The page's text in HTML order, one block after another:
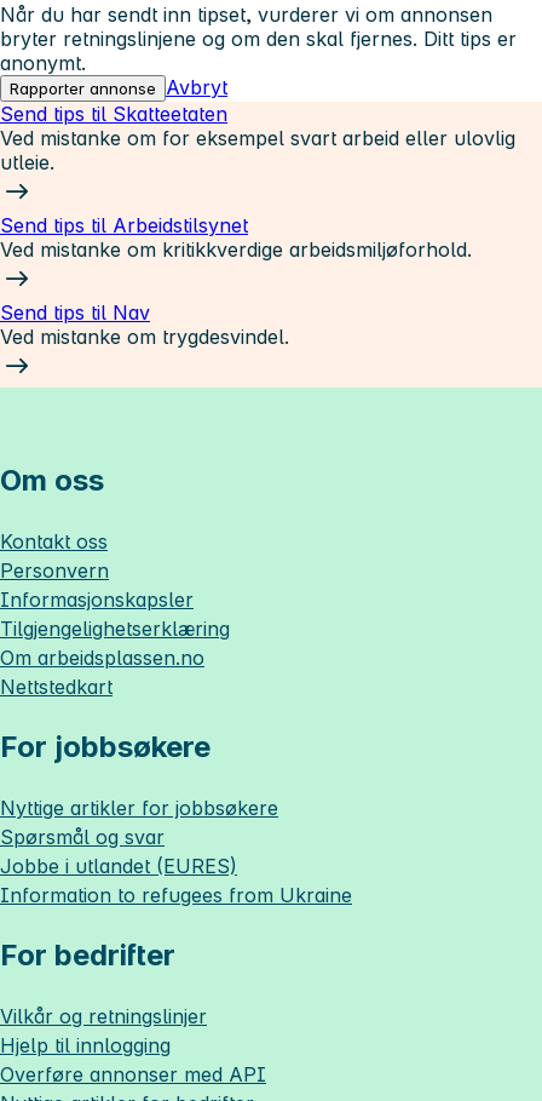
Når du har sendt inn tipset, vurderer vi om annonsen
bryter retningslinjene og om den skal fjernes. Ditt tips er
anonymt.
Rapporter annonse
Avbryt
Send tips til Skatteetaten
Ved mistanke om for eksempel svart arbeid eller ulovlig
utleie.
Send tips til Arbeidstilsynet
Ved mistanke om kritikkverdige arbeidsmiljøforhold.
Send tips til Nav
Ved mistanke om trygdesvindel.
Om oss
Kontakt oss
Personvern
Informasjonskapsler
Tilgjengelighetserklæring
Om arbeidsplassen.no
Nettstedkart
For jobbsøkere
Nyttige artikler for jobbsøkere
Spørsmål og svar
Jobbe i utlandet (EURES)
Information to refugees from Ukraine
For bedrifter
Vilkår og retningslinjer
Hjelp til innlogging
Overføre annonser med API